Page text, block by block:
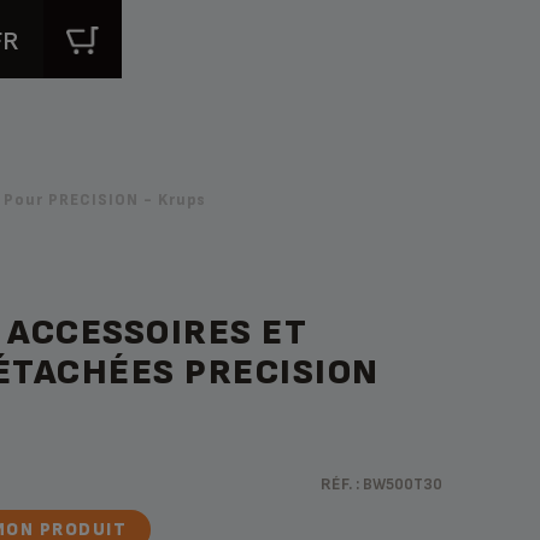
PRECISION - Krups
ET
PRECISION
RÉF. : BW500T30
PRODUIT